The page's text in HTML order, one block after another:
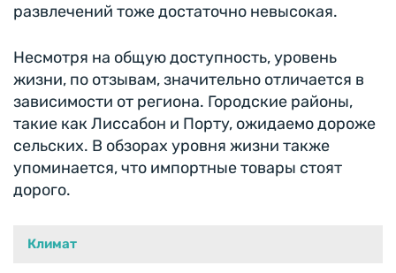
развлечений тоже достаточно невысокая.
Несмотря на общую доступность, уровень
жизни, по отзывам, значительно отличается в
зависимости от региона. Городские районы,
такие как Лиссабон и Порту, ожидаемо дороже
сельских. В обзорах уровня жизни также
упоминается, что импортные товары стоят
дорого.
Климат